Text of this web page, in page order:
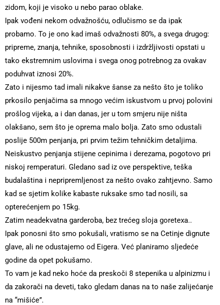
zidom, koji je visoko u nebo parao oblake.
Ipak vođeni nekom odvažnošću, odlučismo se da ipak
probamo. To je ono kad imaš odvažnosti 80%, a svega drugog:
pripreme, znanja, tehnike, sposobnosti i izdržljivosti opstati u
tako ekstremnim uslovima i svega onog potrebnog za ovakav
poduhvat iznosi 20%.
Zato i nijesmo tad imali nikakve šanse za nešto što je toliko
prkosilo penjačima sa mnogo većim iskustvom u prvoj polovini
prošlog vijeka, a i dan danas, jer u tom smjeru nije ništa
olakšano, sem što je oprema malo bolja. Zato smo odustali
poslije 500m penjanja, pri prvim težim tehničkim detaljima.
Neiskustvo penjanja stijene cepinima i derezama, pogotovo pri
niskoj remperaturi. Gledano sad iz ove perspektive, teška
budalaština i nepripremljenost za nešto ovako zahtjevno. Samo
kad se sjetim kolike kabaste ruksake smo tad nosili, sa
opterećenjem po 15kg.
Zatim neadekvatna garderoba, bez trećeg sloja goretexa..
Ipak ponosni što smo pokušali, vratismo se na Cetinje dignute
glave, ali ne odustajemo od Eigera. Već planiramo sljedeće
godine da opet pokušamo.
To vam je kad neko hoće da preskoči 8 stepenika u alpinizmu i
da zakorači na deveti, tako gledam danas na to naše zalijećanje
na “mišiće”.